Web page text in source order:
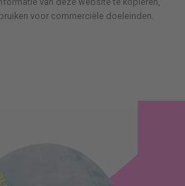
voor commerciële doeleinden.